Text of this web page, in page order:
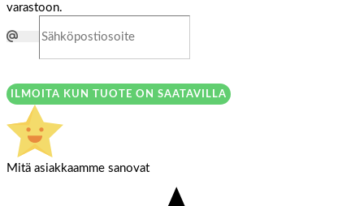
varastoon.
ILMOITA KUN TUOTE ON SAATAVILLA
Mitä asiakkaamme sanovat